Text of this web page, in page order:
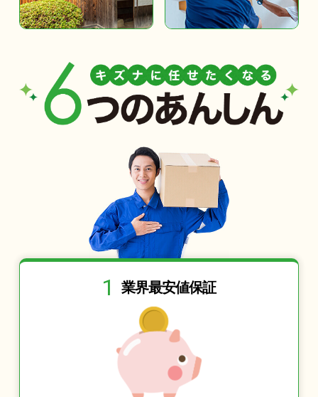
1 業界最安値保証